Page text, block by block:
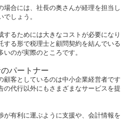
場合には、社長の奥さんが経理を担当し
しょう。
するためには大きなコストが必要になり
する形で税理士と顧問契約を結んでいる
のが実際のところです。
パートナー
顧客としているのは中小企業経営者です
の代行以外にもさまざまなサービスを提
が有利に運ぶように支援や、会計情報を